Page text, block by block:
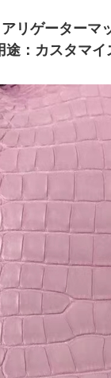
リゲーター
途：カスタマ